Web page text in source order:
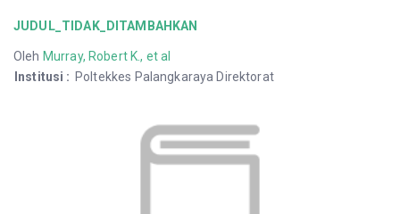
JUDUL_TIDAK_DITAMBAHKAN
Oleh Murray, Robert K., et al
Institusi : Poltekkes Palangkaraya Direktorat